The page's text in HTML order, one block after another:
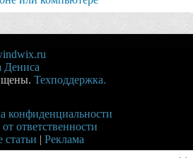
Дениса
Техподдержка.
конфиденциальности
ответственности
статьи | Реклама